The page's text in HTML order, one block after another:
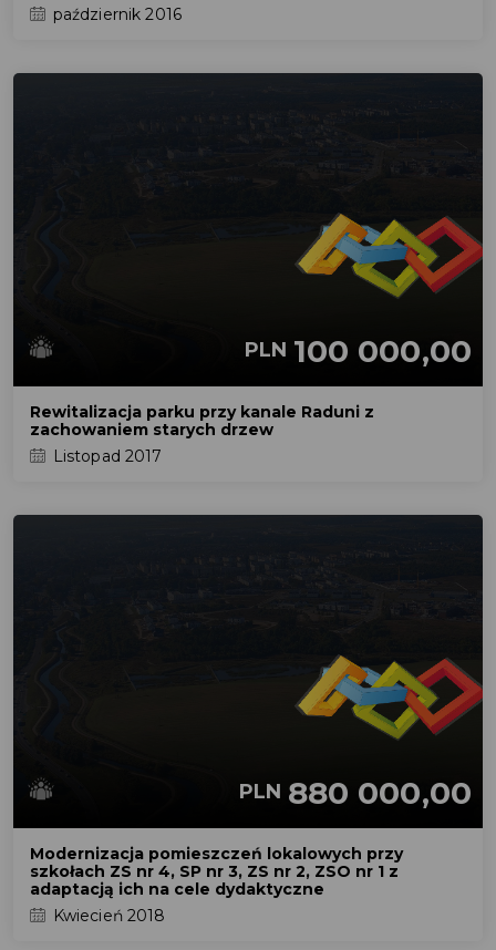
październik 2016
PLN 100 000,00
Rewitalizacja parku przy kanale Raduni z
zachowaniem starych drzew
Listopad 2017
PLN 880 000,00
Modernizacja pomieszczeń lokalowych przy
szkołach ZS nr 4, SP nr 3, ZS nr 2, ZSO nr 1 z
adaptacją ich na cele dydaktyczne
Kwiecień 2018